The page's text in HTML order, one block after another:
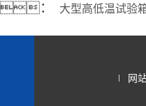
： 大型高低温试验
网